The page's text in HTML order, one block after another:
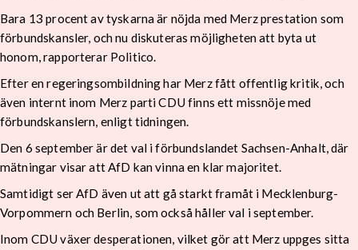
Bara 13 procent av tyskarna är nöjda med Merz prestation som
förbundskansler, och nu diskuteras möjligheten att byta ut
honom, rapporterar Politico.
Efter en regeringsombildning har Merz fått offentlig kritik, och
även internt inom Merz parti CDU finns ett missnöje med
förbundskanslern, enligt tidningen.
Den 6 september är det val i förbundslandet Sachsen-Anhalt, där
mätningar visar att AfD kan vinna en klar majoritet.
Samtidigt ser AfD även ut att gå starkt framåt i Mecklenburg-
Vorpommern och Berlin, som också håller val i september.
Inom CDU växer desperationen, vilket gör att Merz uppges sitta